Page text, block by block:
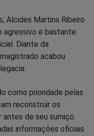
Alcides Martins Ribeiro
agressivo e bastante
Diante da
acabou
como prioridade pelas
reconstruir os
de seu sumiço.
informações oficiais